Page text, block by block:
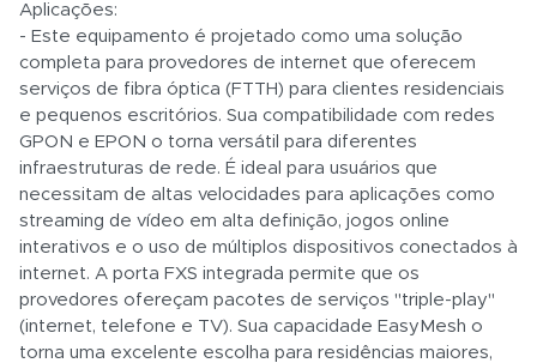
Aplicações:
- Este equipamento é projetado como uma solução
completa para provedores de internet que oferecem
serviços de fibra óptica (FTTH) para clientes residenciais
e pequenos escritórios. Sua compatibilidade com redes
GPON e EPON o torna versátil para diferentes
infraestruturas de rede. É ideal para usuários que
necessitam de altas velocidades para aplicações como
streaming de vídeo em alta definição, jogos online
interativos e o uso de múltiplos dispositivos conectados à
internet. A porta FXS integrada permite que os
provedores ofereçam pacotes de serviços "triple-play"
(internet, telefone e TV). Sua capacidade EasyMesh o
torna uma excelente escolha para residências maiores,